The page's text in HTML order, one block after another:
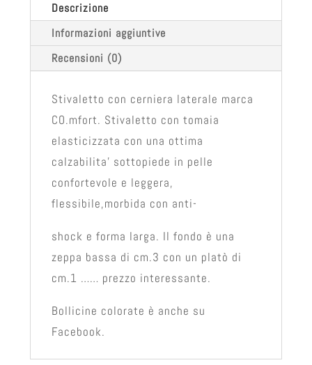
Descrizione
Informazioni aggiuntive
Recensioni (0)
Stivaletto con cerniera laterale marca
CO.mfort. Stivaletto con tomaia
elasticizzata con una ottima
calzabilita' sottopiede in pelle
confortevole e leggera,
flessibile,morbida con anti-
shock e forma larga. Il fondo è una
zeppa bassa di cm.3 con un platò di
cm.1 …… prezzo interessante.
Bollicine colorate è anche su
Facebook.